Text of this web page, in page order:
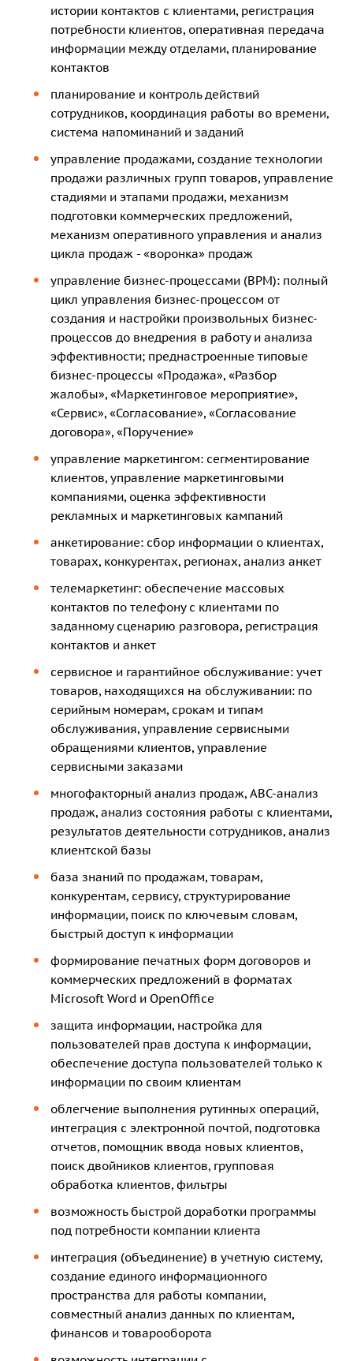
истории контактов с клиентами, регистрация
потребности клиентов, оперативная передача
информации между отделами, планирование
контактов
планирование и контроль действий
сотрудников, координация работы во времени,
система напоминаний и заданий
управление продажами, создание технологии
продажи различных групп товаров, управление
стадиями и этапами продажи, механизм
подготовки коммерческих предложений,
механизм оперативного управления и анализ
цикла продаж - «воронка» продаж
управление бизнес-процессами (BPM): полный
цикл управления бизнес-процессом от
создания и настройки произвольных бизнес-
процессов до внедрения в работу и анализа
эффективности; преднастроенные типовые
бизнес-процессы «Продажа», «Разбор
жалобы», «Маркетинговое мероприятие»,
«Сервис», «Согласование», «Согласование
договора», «Поручение»
управление маркетингом: сегментирование
клиентов, управление маркетинговыми
компаниями, оценка эффективности
рекламных и маркетинговых кампаний
анкетирование: сбор информации о клиентах,
товарах, конкурентах, регионах, анализ анкет
телемаркетинг: обеспечение массовых
контактов по телефону с клиентами по
заданному сценарию разговора, регистрация
контактов и анкет
сервисное и гарантийное обслуживание: учет
товаров, находящихся на обслуживании: по
серийным номерам, срокам и типам
обслуживания, управление сервисными
обращениями клиентов, управление
сервисными заказами
многофакторный анализ продаж, АВС-анализ
продаж, анализ состояния работы с клиентами,
результатов деятельности сотрудников, анализ
клиентской базы
база знаний по продажам, товарам,
конкурентам, сервису, структурирование
информации, поиск по ключевым словам,
быстрый доступ к информации
формирование печатных форм договоров и
коммерческих предложений в форматах
Microsoft Word и OpenOffice
защита информации, настройка для
пользователей прав доступа к информации,
обеспечение доступа пользователей только к
информации по своим клиентам
облегчение выполнения рутинных операций,
интеграция с электронной почтой, подготовка
отчетов, помощник ввода новых клиентов,
поиск двойников клиентов, групповая
обработка клиентов, фильтры
возможность быстрой доработки программы
под потребности компании клиента
интеграция (объединение) в учетную систему,
создание единого информационного
пространства для работы компании,
совместный анализ данных по клиентам,
финансов и товарооборота